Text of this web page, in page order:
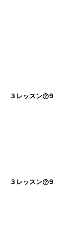
3 レッスン
9
3 レッスン
9